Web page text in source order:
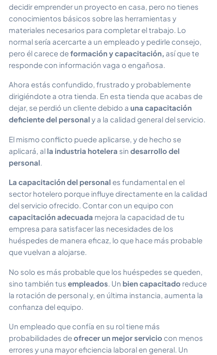
decidir emprender un proyecto en casa, pero no tienes
conocimientos básicos sobre las herramientas y
materiales necesarios para completar el trabajo. Lo
normal sería acercarte a un empleado y pedirle consejo,
pero él carece deformación y capacitación, así que te
responde con información vaga o engañosa.
Ahora estás confundido, frustrado y probablemente
dirigiéndote a otra tienda. En esta tienda que acabas de
dejar, se perdió un cliente debido a una capacitación
deficiente del personal y a la calidad general del servicio.
El mismo conflicto puede aplicarse, y de hecho se
aplicará, al la industria hotelera sin desarrollo del
personal
La capacitación del personal es fundamental en el
sector hotelero porque influye directamente en la calidad
del servicio ofrecido. Contar con un equipo con
capacitación adecuada mejora la capacidad de tu
empresa para satisfacer las necesidades de los
huéspedes de manera eficaz, lo que hace más probable
que vuelvan a alojarse.
No solo es más probable que los huéspedes se queden,
sino también tus empleados . Un bien capacitado reduce
la rotación de personal y, en última instancia, aumenta la
confianza del equipo.
Un empleado que confía en su rol tiene más
probabilidades deofrecer un mejor servicio con menos
errores y una mayor eficiencia laboral en general. Un